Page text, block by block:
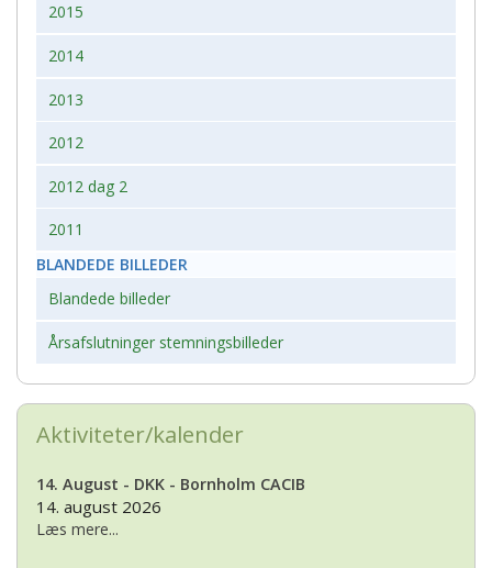
2015
2014
2013
2012
2012 dag 2
2011
BLANDEDE BILLEDER
Blandede billeder
Årsafslutninger stemningsbilleder
Aktiviteter/kalender
14. August - DKK - Bornholm CACIB
14. august 2026
Læs mere...